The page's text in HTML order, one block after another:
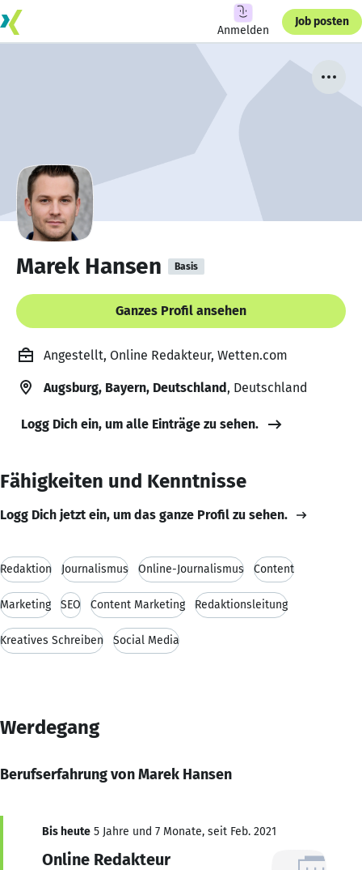
Anmelden
Job posten
Marek Hansen Basis
Ganzes Profil ansehen
Angestellt, Online Redakteur, Wetten.com
Augsburg, Bayern, Deutschland, Deutschland
Logg Dich ein, um alle Einträge zu sehen.
Fähigkeiten und Kenntnisse
Logg Dich jetzt ein, um das ganze Profil zu sehen.
Redaktion Journalismus Online-Journalismus Content
Marketing SEO Content Marketing Redaktionsleitung
Kreatives Schreiben Social Media
Werdegang
Berufserfahrung von Marek Hansen
Bis heute 5 Jahre und 7 Monate, seit Feb. 2021
Online Redakteur